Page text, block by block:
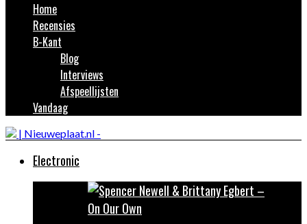
Home
Recensies
B-Kant
Blog
Interviews
Afspeellijsten
Vandaag
Electronic